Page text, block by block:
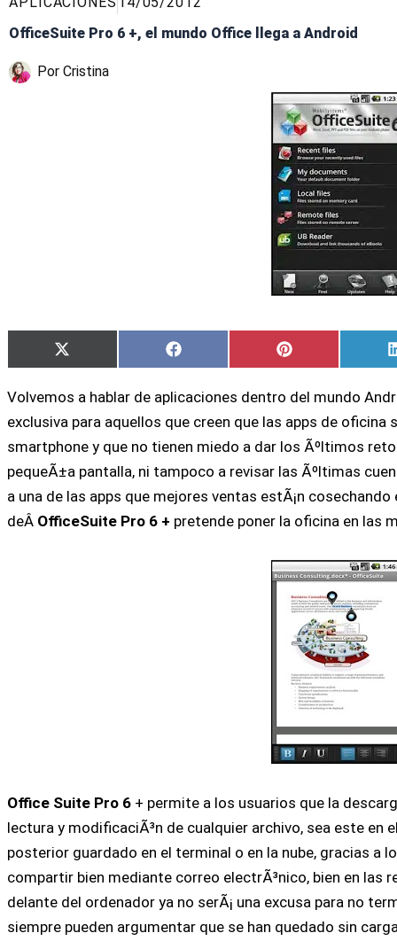
OfficeSuite Pro 6 +, el mundo Office llega a Android
Por Cristina
Compartir
en
X
(Twitter)
Compartir
en
Facebook
Compartir
en
Pinterest
Volvemos a hablar de aplicaciones dentro del mundo
exclusiva para aquellos que creen que las apps de
smartphone y que no tienen miedo a dar los Ãºltimos
pequeÃ±a pantalla, ni tampoco a revisar las Ãºltimas
a una de las apps que mejores ventas estÃ¡n
deÂ OfficeSuite Pro 6 + pretende poner la oficina en las
Office Suite Pro 6+ permite a los usuarios que la
lectura y modificaciÃ³n de cualquier archivo, sea este en
posterior guardado en el terminal o en la nube, gracias a
compartir bien mediante correo electrÃ³nico, bien en las
delante del ordenador ya no serÃ¡ una excusa para no
siempre pueden argumentar que se han quedado sin